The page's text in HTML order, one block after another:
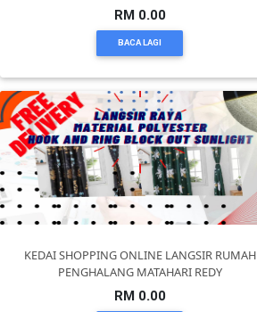
RM 0.00
BACA LAGI
KEDAI SHOPPING ONLINE LANGSIR RUMAH
PENGHALANG MATAHARI REDY
RM 0.00
PERNIAGAAN(41)
KENDERAAN(6)
ELEKTRONIK(5)
SUKAN/HOBI(2)
PERCUTIAN
PELANCONGAN(1)